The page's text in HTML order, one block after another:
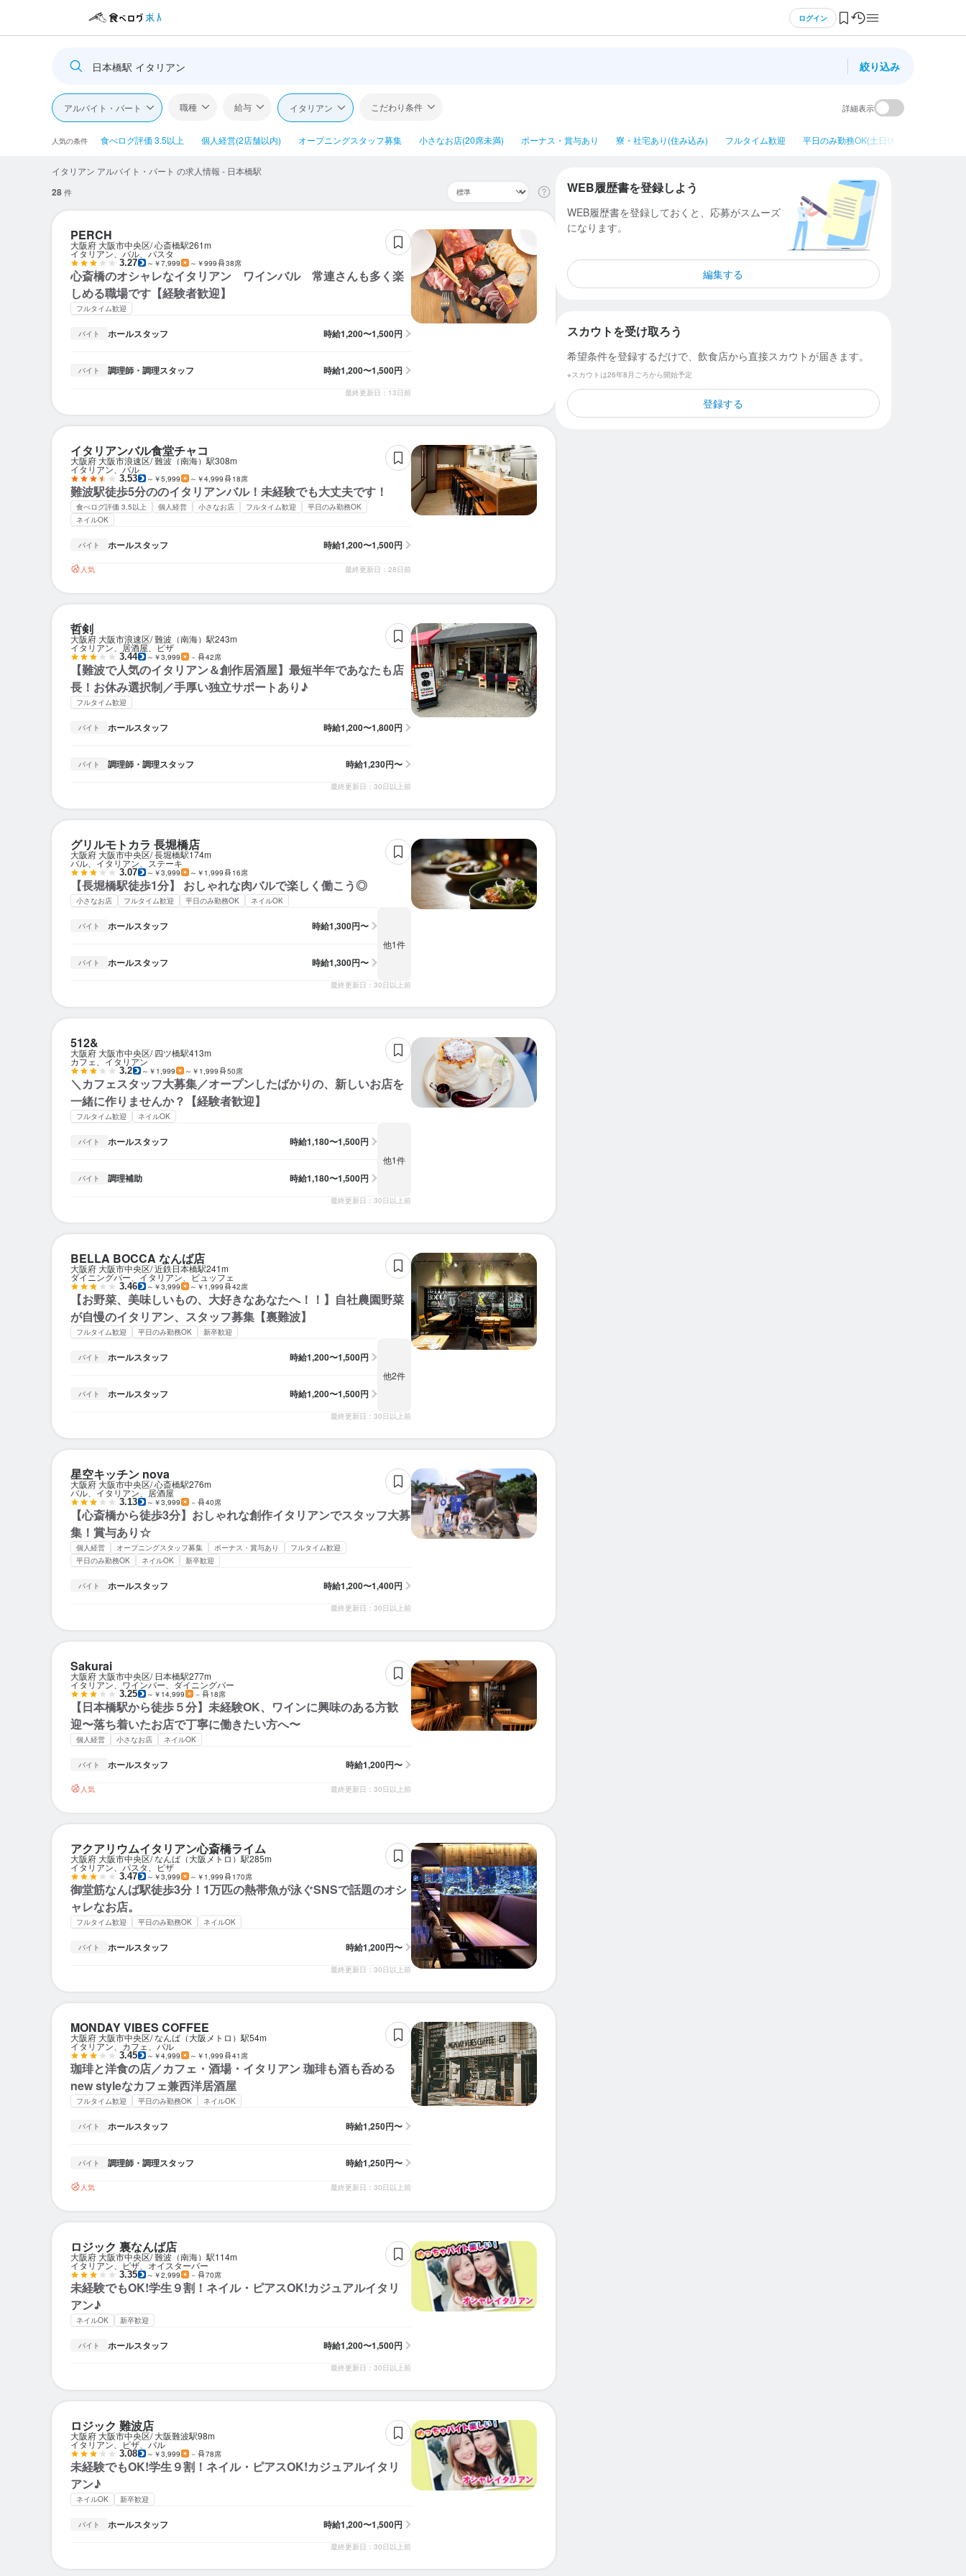
ログイン
日本橋駅 イタリアン 絞り込み
アルバイト・パート 職種 給与 イタリアン こだわり条件 詳細表示
人気の条件 食べログ評価 3.5以上 個人経営(2店舗以内) オープニングスタッフ募集 小さなお店(20席未満) ボーナス・賞与あり 寮・社宅あり(住み込み) フルタイム歓迎 平日のみ勤務OK(土日休み)
イタリアン アルバイト・パート の求人情報 - 日本橋駅
28件
PERCH
大阪府 大阪市中央区 心斎橋駅261m
イタリアン、バル、パスタ
3.27 ～￥7,999 ～￥999 38席
心斎橋のオシャレなイタリアン ワインバル 常連さんも多く楽
しめる職場です【経験者歓迎】
フルタイム歓迎
バイト ホールスタッフ 時給1,200〜1,500円
バイト 調理師・調理スタッフ 時給1,200〜1,500円
最終更新日：13日前
イタリアンバル食堂チャコ
大阪府 大阪市浪速区 難波（南海）駅308m
イタリアン、バル
3.53 ～￥5,999 ～￥4,999 18席
難波駅徒歩5分ののイタリアンバル！未経験でも大丈夫です！
食べログ評価 3.5以上 個人経営 小さなお店 フルタイム歓迎
平日のみ勤務OK
ネイルOK
バイト ホールスタッフ 時給1,200〜1,500円
人気 最終更新日：28日前
哲剣
大阪府 大阪市浪速区 難波（南海）駅243m
イタリアン、居酒屋、ピザ
3.44 ～￥3,999 － 42席
【難波で人気のイタリアン＆創作居酒屋】最短半年であなたも店
長！お休み選択制／手厚い独立サポートあり♪
フルタイム歓迎
バイト ホールスタッフ 時給1,200〜1,800円
バイト 調理師・調理スタッフ 時給1,230円〜
最終更新日：30日以上前
グリルモトカラ 長堀橋店
大阪府 大阪市中央区 長堀橋駅174m
バル、イタリアン、ステーキ
3.07 ～￥3,999 ～￥1,999 16席
【長堀橋駅徒歩1分】 おしゃれな肉バルで楽しく働こう◎
小さなお店 フルタイム歓迎 平日のみ勤務OK ネイルOK
バイト ホールスタッフ 時給1,300円〜
バイト ホールスタッフ 時給1,300円〜
他1件
最終更新日：30日以上前
512&
大阪府 大阪市中央区 四ツ橋駅413m
カフェ、イタリアン
3.2 ～￥1,999 ～￥1,999 50席
＼カフェスタッフ大募集／オープンしたばかりの、新しいお店を
一緒に作りませんか？【経験者歓迎】
フルタイム歓迎 ネイルOK
バイト ホールスタッフ 時給1,180〜1,500円
バイト 調理補助 時給1,180〜1,500円
他1件
最終更新日：30日以上前
BELLA BOCCA なんば店
大阪府 大阪市中央区 近鉄日本橋駅241m
ダイニングバー、イタリアン、ビュッフェ
3.46 ～￥3,999 ～￥1,999 42席
【お野菜、美味しいもの、大好きなあなたへ！！】自社農園野菜
が自慢のイタリアン、スタッフ募集【裏難波】
フルタイム歓迎 平日のみ勤務OK 新卒歓迎
バイト ホールスタッフ 時給1,200〜1,500円
バイト ホールスタッフ 時給1,200〜1,500円
他2件
最終更新日：30日以上前
星空キッチン nova
大阪府 大阪市中央区 心斎橋駅276m
バル、イタリアン、居酒屋
3.13 ～￥3,999 － 40席
【心斎橋から徒歩3分】おしゃれな創作イタリアンでスタッフ大募
集！賞与あり☆
個人経営 オープニングスタッフ募集 ボーナス・賞与あり
フルタイム歓迎
平日のみ勤務OK
ネイルOK 新卒歓迎
バイト ホールスタッフ 時給1,200〜1,400円
最終更新日：30日以上前
Sakurai
大阪府 大阪市中央区 日本橋駅277m
イタリアン、ワインバー、ダイニングバー
3.25 ～￥14,999 － 18席
【日本橋駅から徒歩５分】未経験OK、ワインに興味のある方歓
迎〜落ち着いたお店で丁寧に働きたい方へ〜
個人経営 小さなお店 ネイルOK
バイト ホールスタッフ 時給1,200円〜
人気 最終更新日：30日以上前
アクアリウムイタリアン心斎橋ライム
大阪府 大阪市中央区 なんば（大阪メトロ）駅285m
イタリアン、パスタ、ピザ
3.47 ～￥3,999 ～￥1,999 170席
御堂筋なんば駅徒歩3分！1万匹の熱帯魚が泳ぐSNSで話題のオシ
ャレなお店。
フルタイム歓迎 平日のみ勤務OK ネイルOK
バイト ホールスタッフ 時給1,200円〜
最終更新日：30日以上前
MONDAY VIBES COFFEE
大阪府 大阪市中央区 なんば（大阪メトロ）駅54m
イタリアン、カフェ、バル
3.45 ～￥4,999 ～￥1,999 41席
珈琲と洋食の店／カフェ・酒場・イタリアン 珈琲も酒も呑める
new styleなカフェ兼西洋居酒屋
フルタイム歓迎 平日のみ勤務OK ネイルOK
バイト ホールスタッフ 時給1,250円〜
バイト 調理師・調理スタッフ 時給1,250円〜
人気 最終更新日：30日以上前
ロジック 裏なんば店
大阪府 大阪市中央区 難波（南海）駅114m
イタリアン、ピザ、オイスターバー
3.35 ～￥2,999 － 70席
未経験でもOK!学生９割！ネイル・ピアスOK!カジュアルイタリ
アン♪
ネイルOK 新卒歓迎
バイト ホールスタッフ 時給1,200〜1,500円
最終更新日：30日以上前
ロジック 難波店
大阪府 大阪市中央区 大阪難波駅98m
イタリアン、ピザ、バル
3.08 ～￥3,999 － 78席
未経験でもOK!学生９割！ネイル・ピアスOK!カジュアルイタリ
アン♪
ネイルOK 新卒歓迎
バイト ホールスタッフ 時給1,200〜1,500円
最終更新日：30日以上前
WEB履歴書を登録しよう
WEB履歴書を登録しておくと、応募がスムーズ
になります。
編集する
スカウトを受け取ろう
希望条件を登録するだけで、飲食店から直接スカウトが届きます。
※スカウトは26年8月ごろから開始予定
登録する
求人を選択する
ホールスタッフ 時給：
バイト 調理師・調理スタッフ
求人を選択する
ホールスタッフ 時給：
求人を選択する
ホールスタッフ 時給：
バイト 調理師・調理スタッフ
求人を選択する
ホールスタッフ
バイト ホールスタッフ
求人を選択する
ホールスタッフ 時給：
バイト 調理補助
求人を選択する
ホールスタッフ 時給：
バイト ホールスタッフ
求人を選択する
ホールスタッフ 時給：
求人を選択する
ホールスタッフ
求人を選択する
ホールスタッフ
求人を選択する
ホールスタッフ
バイト 調理師・調理スタッフ
求人を選択する
ホールスタッフ 時給：
求人を選択する
ホールスタッフ 時給：
求人を選択する
ホールスタッフ
求人を選択する
ホールスタッフ
バイト 調理師・調理スタッフ
求人を選択する
調理補助 時給：
求人を選択する
ホールスタッフ
求人を選択する
ホールスタッフ
バイト 調理師・調理スタッフ
求人を選択する
ホールスタッフ 時給：
求人を選択する
ホールスタッフ
バイト 調理師・調理スタッフ
求人を選択する
ホールスタッフ 時給：
バイト 調理補助